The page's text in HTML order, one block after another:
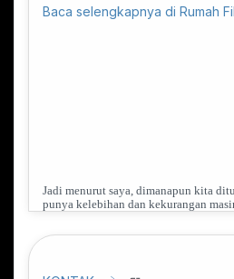
Jadi menurut saya, dimanapun kita
punya kelebihan dan kekurangan